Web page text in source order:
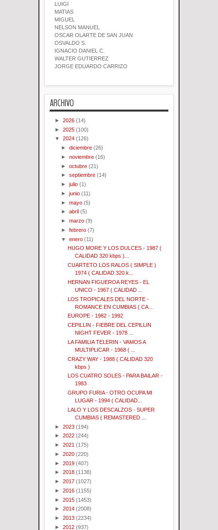
LUIGI
MATIAS
MIGUEL
NELSON MANUEL
OSCAR OLARTE DE SAN JUAN
OSVALDO S.
IGNACIO DANIEL C.
WALTER GUTIERREZ
JORGE EDUARDO CARRIZO
ARCHIVO
► 2026 (14)
► 2025 (100)
▼ 2024 (126)
►diciembre (26)
►noviembre (16)
►octubre (21)
►septiembre (14)
►julio (1)
►junio (11)
►mayo (5)
►abril (5)
►marzo (9)
►febrero (7)
▼enero (11)
HUGO MORE Y LOS DULCES - 1987 (
CALIDAD 320 kbps )...
CUARTETO LOS RALOS ( SIMPLE )
1974 ( CALIDAD 320 k...
HERNAN FIGUEROA REYES - EL
UNICO - 1967 ( CALIDAD ...
LOS TROPICALES DEL NORTE -
ROMANCE EN CUMBIAS ( CA...
EUROPE - 1982 - 1992
CEPILLIN - FIEBRE DEL CEPILLIN
NIGHT FEVER - 1978 ...
LA FAMILIA TELERIN - VAMOS A
MULTIPLICAR - 1968 ( ...
CRAZY WAY - 1988 ( CALIDAD 320
kbps )
LOS CUATRO SOLES - PARA BAILAR -
1983
GRUPO FURIA - OTRO OCUPA MI
LUGAR - 1994 ( CALIDAD...
LALO Y LOS DESCALZOS - SUPER
CUMBIAS ( REMASTERED ...
► 2023 (194)
► 2022 (244)
► 2021 (175)
► 2020 (220)
► 2019 (407)
► 2018 (1138)
► 2017 (1027)
► 2016 (1155)
► 2015 (1453)
► 2014 (2008)
► 2013 (2234)
► 2012 (937)